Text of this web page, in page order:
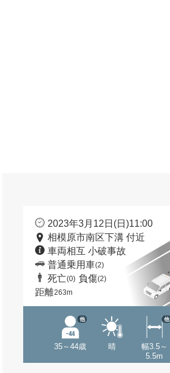
2023年3月12日(日)11:00
相模原市南区下溝 付近
車両相互 小破事故
普通乗用車(2)
死亡(0) 負傷(2)
距離263m
35～44歳
他
晴
幅3.5～
5.5m
他